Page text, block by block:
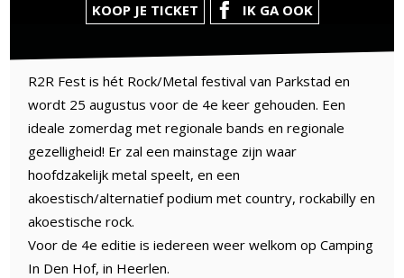
KOOP JE TICKET IK GA OOK
R2R Fest is hét Rock/Metal festival van Parkstad en
wordt 25 augustus voor de 4e keer gehouden. Een
ideale zomerdag met regionale bands en regionale
gezelligheid! Er zal een mainstage zijn waar
hoofdzakelijk metal speelt, en een
akoestisch/alternatief podium met country, rockabilly en
akoestische rock.
Voor de 4e editie is iedereen weer welkom op Camping
In Den Hof, in Heerlen.